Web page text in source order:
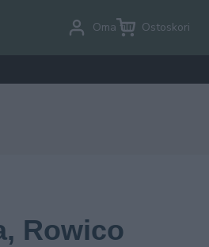
Oma tili Ostoskori
Rowico